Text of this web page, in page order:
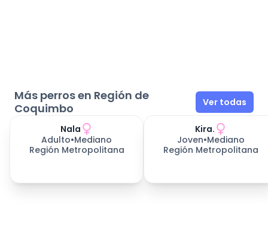
Más perros en Región de
Coquimbo
Ver todas
Nala
Adulto•Mediano
Región Metropolitana
Kira.
Joven•Mediano
Región Metropolitana